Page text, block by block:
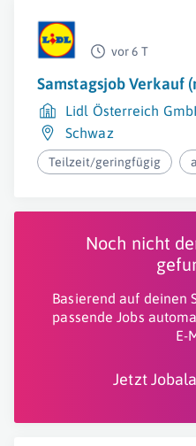
vor 6 T
Samstagsjob Verkauf
Lidl Österreich
Schwaz
Teilzeit/geringfügig
Noch nicht
Basierend auf deinen
passende Jobs
E-
Jetzt